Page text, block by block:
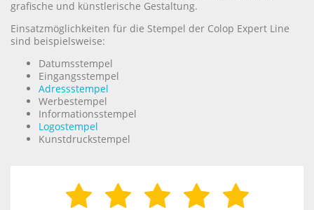
grafische und künstlerische Gestaltung.
Einsatzmöglichkeiten für die Stempel der Colop Expert Line
sind beispielsweise:
Datumsstempel
Eingangsstempel
Adressstempel
Werbestempel
Informationsstempel
Logostempel
Kunstdruckstempel